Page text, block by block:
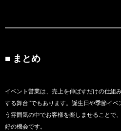
■ まとめ
イベント営業は、売上を伸ばすだけの仕組
する舞台”でもあります。誕生日や季節イ
う雰囲気の中でお客様を楽しませることで
好の機会です。